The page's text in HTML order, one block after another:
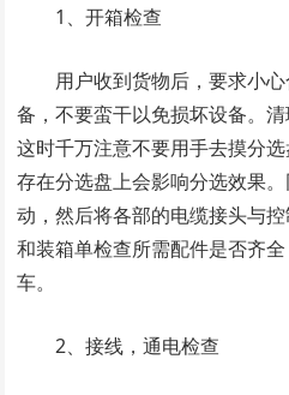
1、开箱检查
用户收到货物后，要求小
备，不要蛮干以免损坏设备。
这时千万注意不要用手去摸分
存在分选盘上会影响分选效果
动，然后将各部的电缆接头与
和装箱单检查所需配件是否齐
车。
2、接线，通电检查